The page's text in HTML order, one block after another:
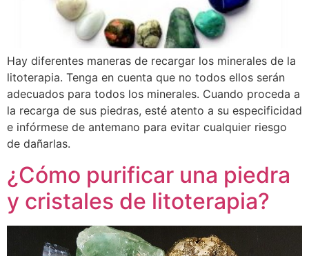
Hay diferentes maneras de recargar los minerales de la
litoterapia. Tenga en cuenta que no todos ellos serán
adecuados para todos los minerales. Cuando proceda a
la recarga de sus piedras, esté atento a su especificidad
e infórmese de antemano para evitar cualquier riesgo
de dañarlas.
¿Cómo purificar una piedra
y cristales de litoterapia?